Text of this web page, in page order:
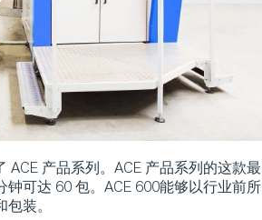
ACE 产品系列。ACE 产品系列的这款最
可达 60 包。ACE 600能够以行业前所
装。